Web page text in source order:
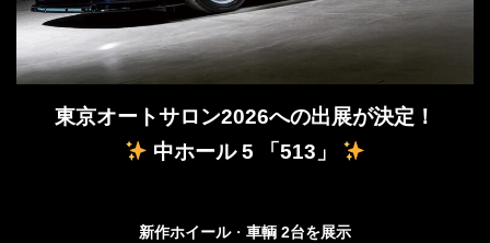
東京オートサロン2026への出展が決定！
中ホール 5 「513」
新作ホイール・ 車輌 2台を展示